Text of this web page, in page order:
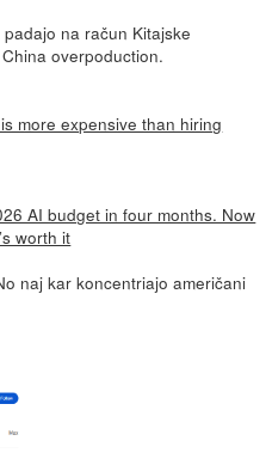
na račun Kitajske
overpoduction.
more expensive than hiring
AI budget in four months. Now
worth it
naj kar koncentriajo američani